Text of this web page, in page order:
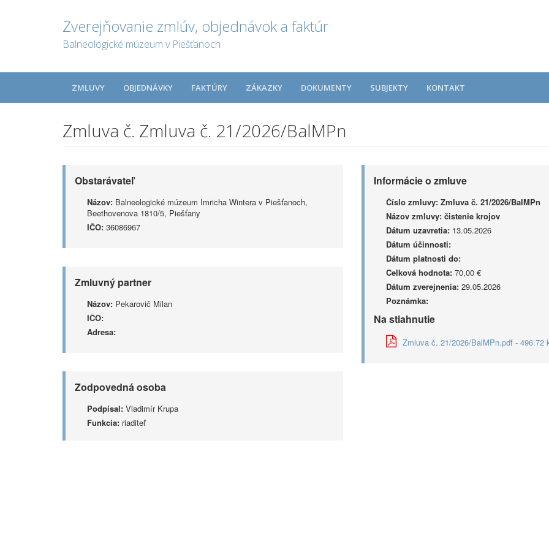
Zverejňovanie zmlúv, objednávok a faktúr
Balneologické múzeum v Piešťanoch
ZMLUVY OBJEDNÁVKY FAKTÚRY ZÁKAZKY DOKUMENTY SUBJEKTY KONTAKT
Zmluva č. Zmluva č. 21/2026/BalMPn
Obstarávateľ
Názov: Balneologické múzeum Imricha Wintera v Piešťanoch,
Beethovenova 1810/5, Piešťany
IČO: 36086967
Zmluvný partner
Názov: Pekarovič Milan
IČO:
Adresa:
Zodpovedná osoba
Podpísal: Vladimír Krupa
Funkcia: riaditeľ
Informácie o zmluve
Číslo zmluvy: Zmluva č. 21/2026/BalMPn
Názov zmluvy: čistenie krojov
Dátum uzavretia:13.05.2026
Dátum účinnosti:
Dátum platnosti do:
Celková hodnota:70,00 €
Dátum zverejnenia:29.05.2026
Poznámka:
Na stiahnutie
Zmluva č. 21/2026/BalMPn.pdf - 496.72